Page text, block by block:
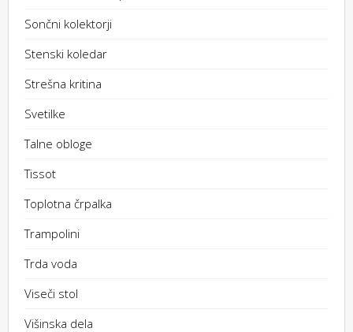
Sončni kolektorji
Stenski koledar
Strešna kritina
Svetilke
Talne obloge
Tissot
Toplotna črpalka
Trampolini
Trda voda
Viseči stol
Višinska dela